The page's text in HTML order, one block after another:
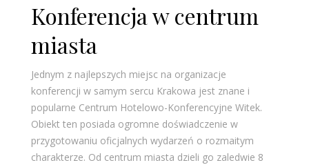
Konferencja w centrum
miasta
Jednym z najlepszych miejsc na organizacje
konferencji w samym sercu Krakowa jest znane i
popularne Centrum Hotelowo-Konferencyjne Witek.
Obiekt ten posiada ogromne doświadczenie w
przygotowaniu oficjalnych wydarzeń o rozmaitym
charakterze. Od centrum miasta dzieli go zaledwie 8